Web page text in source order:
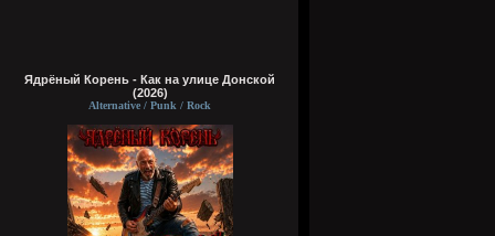
Ядрёный Корень - Как на улице Донской
(2026)
Alternative / Punk / Rock